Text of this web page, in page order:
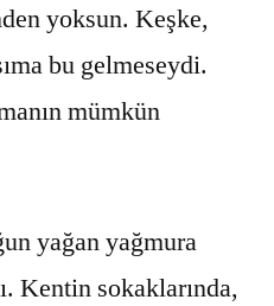
yoksun. Keşke,
bu gelmeseydi.
mümkün
yağan yağmura
Kentin sokaklarında,